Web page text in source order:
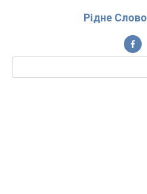
Рідне Слово
Пошук: